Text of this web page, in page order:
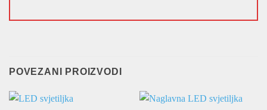
POVEZANI PROIZVODI